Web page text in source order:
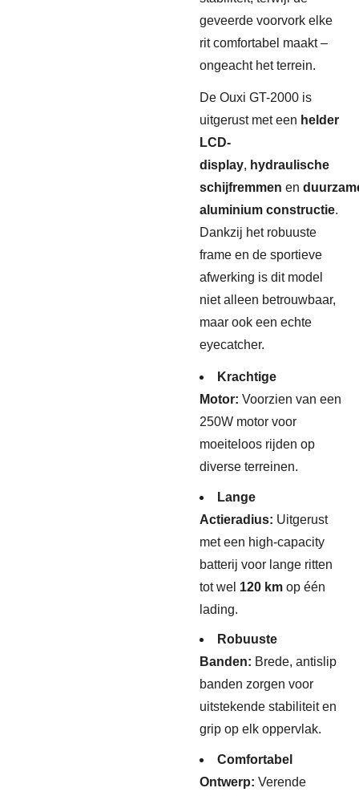
geveerde voorvork elke
rit comfortabel maakt –
ongeacht het terrein.
De Ouxi GT-2000 is
uitgerust met een helder
LCD-
display, hydraulische
schijfremmen en
aluminium constructie.
Dankzij het robuuste
frame en de sportieve
afwerking is dit model
niet alleen betrouwbaar,
maar ook een echte
eyecatcher.
Krachtige
Motor: Voorzien van een
250W motor voor
moeiteloos rijden op
diverse terreinen.
Lange
Actieradius: Uitgerust
met een high-capacity
batterij voor lange ritten
tot wel 120 km op één
lading.
Robuuste
Banden: Brede, antislip
banden zorgen voor
uitstekende stabiliteit en
grip op elk oppervlak.
Comfortabel
Ontwerp: Verende